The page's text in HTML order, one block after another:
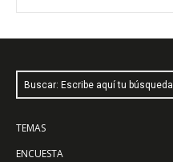
Buscar: Escribe aquí tu búsqueda
TEMAS
ENCUESTA